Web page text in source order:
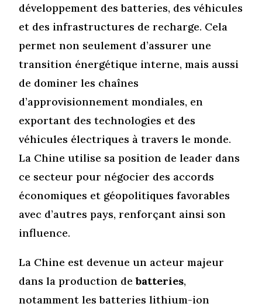
développement des batteries, des véhicules
et des infrastructures de recharge. Cela
permet non seulement d’assurer une
transition énergétique interne, mais aussi
de dominer les chaînes
d’approvisionnement mondiales, en
exportant des technologies et des
véhicules électriques à travers le monde.
La Chine utilise sa position de leader dans
ce secteur pour négocier des accords
économiques et géopolitiques favorables
avec d’autres pays, renforçant ainsi son
influence.
La Chine est devenue un acteur majeur
dans la production debatteries,
notamment les batteries lithium-ion